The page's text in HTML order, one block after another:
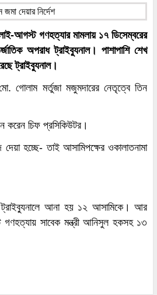
আগস্ট গণহত্যার মামলায় ১৭ ডিসেম্বরের
অপরাধ ট্রাইব্যুনাল। পাশাপাশি শেখ
ট্রাইব্যুনাল।
গোলাম মর্তুজা মজুমদারের নেতৃত্বে তিন
করেন চিফ প্রসিকিউটর।
হচ্ছে- তাই আসামিপক্ষের ওকালাতনামা
ট্রাইব্যুনালে আনা হয় ১২ আসামিকে। আর
সাবেক মন্ত্রী আনিসুল হকসহ ১৩